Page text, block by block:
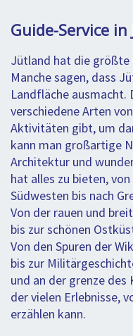
Guide-Service
Jütland hat die größte
Manche sagen, dass
Landfläche ausmacht.
verschiedene Arten
Aktivitäten gibt, um
kann man großartige
Architektur und
hat alles zu bieten,
Südwesten bis nach
Von der rauen und
bis zur schönen
Von den Spuren der
bis zur
und an der grenze des
der vielen Erlebnisse,
erzählen kann.